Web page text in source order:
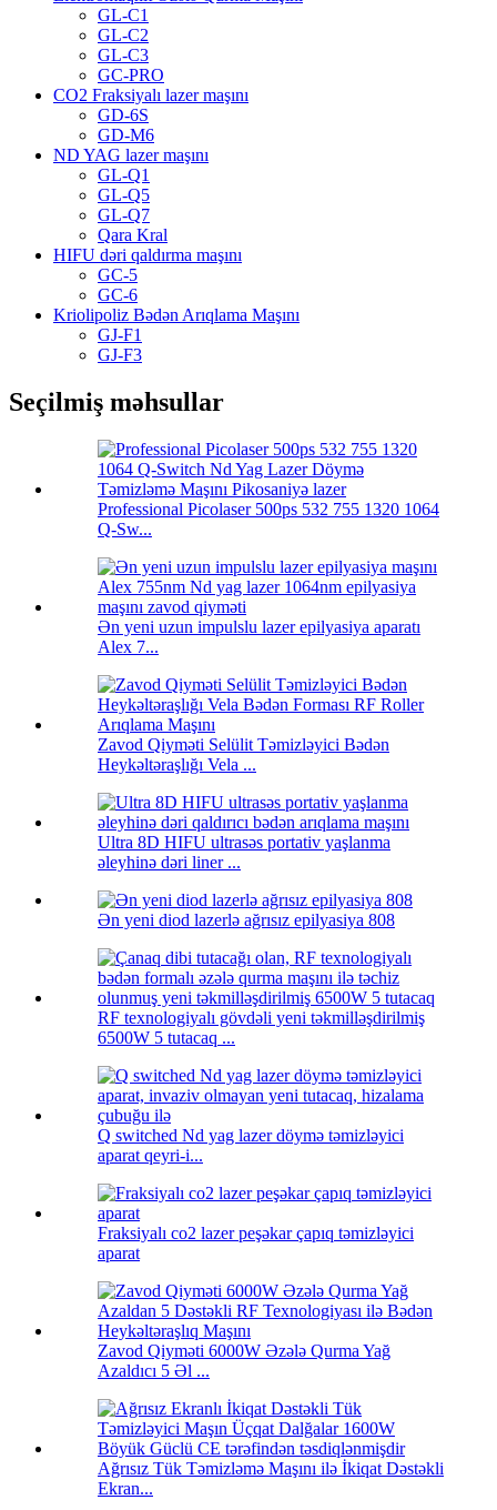
GL-C1
GL-C2
GL-C3
GC-PRO
CO2 Fraksiyalı lazer maşını
GD-6S
GD-M6
ND YAG lazer maşını
GL-Q1
GL-Q5
GL-Q7
Qara Kral
HIFU dəri qaldırma maşını
GC-5
GC-6
Kriolipoliz Bədən Arıqlama Maşını
GJ-F1
GJ-F3
Seçilmiş məhsullar
Professional Picolaser 500ps 532 755 1320 1064
Q-Sw...
Ən yeni uzun impulslu lazer epilyasiya aparatı
Alex 7...
Zavod Qiyməti Selülit Təmizləyici Bədən
Heykəltəraşlığı Vela ...
Ultra 8D HIFU ultrasəs portativ yaşlanma
əleyhinə dəri liner ...
Ən yeni diod lazerlə ağrısız epilyasiya 808
RF texnologiyalı gövdəli yeni təkmilləşdirilmiş
6500W 5 tutacaq ...
Q switched Nd yag lazer döymə təmizləyici
aparat qeyri-i...
Fraksiyalı co2 lazer peşəkar çapıq təmizləyici
aparat
Zavod Qiyməti 6000W Əzələ Qurma Yağ
Azaldıcı 5 Əl ...
Ağrısız Tük Təmizləmə Maşını ilə İkiqat Dəstəkli
Ekran...